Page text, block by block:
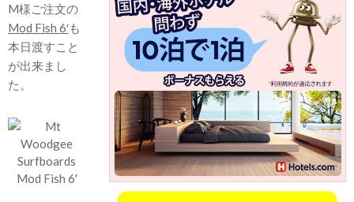
M様ご注文の
Mod Fish 6′も
本日渡すこと
が出来まし
た。